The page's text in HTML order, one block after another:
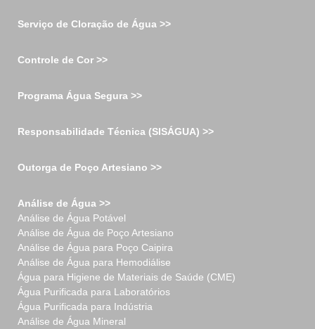
Serviço de Cloração de Água >>
Controle de Cor >>
Programa Água Segura >>
Responsabilidade Técnica (SISÁGUA) >>
Outorga de Poço Artesiano >>
Análise de Água >>
Análise de Água Potável
Análise de Água de Poço Artesiano
Análise de Água para Poço Caipira
Análise de Água para Hemodiálise
Água para Higiene de Materiais de Saúde (CME)
Água Purificada para Laboratórios
Água Purificada para Indústria
Análise de Água Mineral